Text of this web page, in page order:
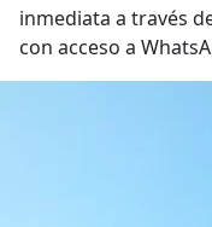
inmediata a través
con acceso a